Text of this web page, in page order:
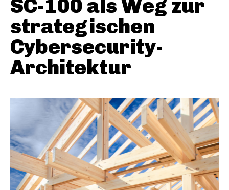
SC-100 als Weg zur
strategischen
Cybersecurity-
Architektur